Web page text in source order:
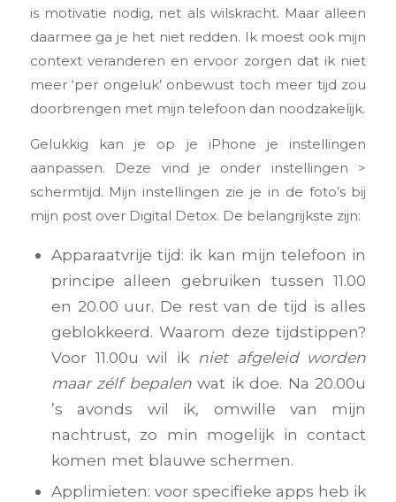
is motivatie nodig, net als wilskracht. Maar alleen
daarmee ga je het niet redden. Ik moest ook mijn
context veranderen en ervoor zorgen dat ik niet
meer ‘per ongeluk’ onbewust toch meer tijd zou
doorbrengen met mijn telefoon dan noodzakelijk.
Gelukkig kan je op je iPhone je instellingen
aanpassen. Deze vind je onder instellingen >
schermtijd. Mijn instellingen zie je in de foto’s bij
mijn post over Digital Detox. De belangrijkste zijn:
Apparaatvrije tijd: ik kan mijn telefoon in
principe alleen gebruiken tussen 11.00
en 20.00 uur. De rest van de tijd is alles
geblokkeerd. Waarom deze tijdstippen?
Voor 11.00u wil ik niet afgeleid worden
maar zélf bepalenwat ik doe. Na 20.00u
’s avonds wil ik, omwille van mijn
nachtrust, zo min mogelijk in contact
komen met blauwe schermen.
Applimieten: voor specifieke apps heb ik